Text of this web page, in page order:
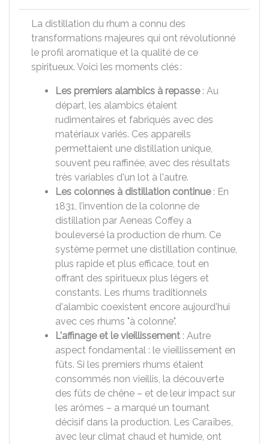
La distillation du rhum a connu des
transformations majeures qui ont révolutionné
le profil aromatique et la qualité de ce
spiritueux. Voici les moments clés :
Les premiers alambics à repasse: Au
départ, les alambics étaient
rudimentaires et fabriqués avec des
matériaux variés. Ces appareils
permettaient une distillation unique,
souvent peu raffinée, avec des résultats
très variables d'un lot à l'autre.
Les colonnes à distillation continue: En
1831, l’invention de la colonne de
distillation par Aeneas Coffey a
bouleversé la production de rhum. Ce
système permet une distillation continue,
plus rapide et plus efficace, tout en
offrant des spiritueux plus légers et
constants. Les rhums traditionnels
d'alambic coexistent encore aujourd'hui
avec ces rhums "à colonne".
L'affinage et le vieillissement : Autre
aspect fondamental : le vieillissement en
fûts. Si les premiers rhums étaient
consommés non vieillis, la découverte
des fûts de chêne – et de leur impact sur
les arômes – a marqué un tournant
décisif dans la production. Les Caraïbes,
avec leur climat chaud et humide, ont